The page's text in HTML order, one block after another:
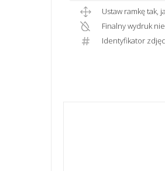
Ustaw ramkę tak,
Finalny wydruk
Identyfikator